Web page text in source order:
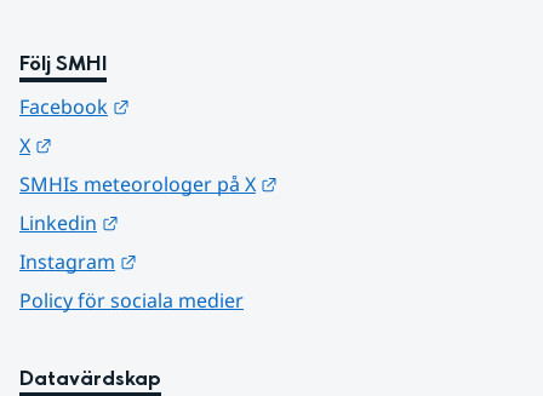
Följ SMHI
Facebook
X
SMHIs meteorologer på X
Linkedin
Instagram
Policy för sociala medier
Datavärdskap